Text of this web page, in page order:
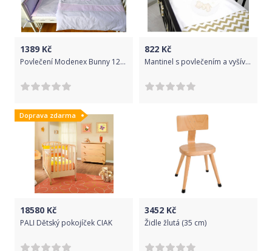
1389 Kč
Povlečení Modenex Bunny 120x90 + 60x40 cm
822 Kč
Mantinel s povlečením a vyšívkou. Medvídek na měsíčku. Zig Zag béžový., Velikost povlečení 135x100
Doprava zdarma
18580 Kč
PALI Dětský pokojíček CIAK
3452 Kč
Židle žlutá (35 cm)